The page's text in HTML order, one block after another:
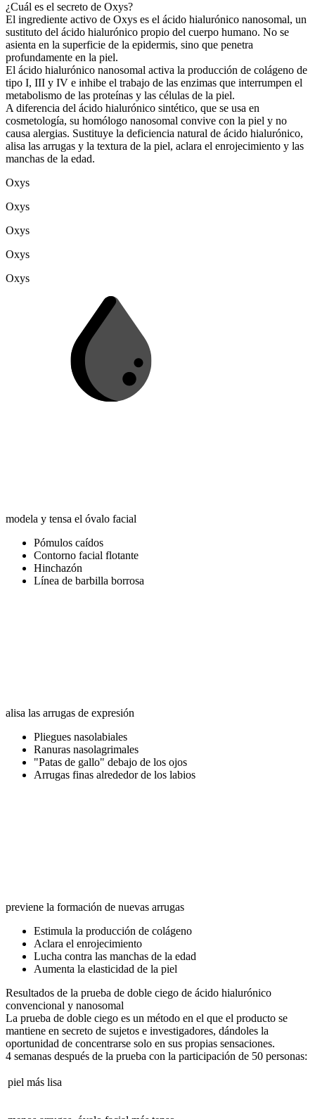
¿Cuál es el secreto de Oxys?
El ingrediente activo de Oxys es el ácido hialurónico nanosomal, un
sustituto del ácido hialurónico propio del cuerpo humano. No se
asienta en la superficie de la epidermis, sino que penetra
profundamente en la piel.
El ácido hialurónico nanosomal activa la producción de colágeno de
tipo I, III y IV e inhibe el trabajo de las enzimas que interrumpen el
metabolismo de las proteínas y las células de la piel.
A diferencia del ácido hialurónico sintético, que se usa en
cosmetología, su homólogo nanosomal convive con la piel y no
causa alergias. Sustituye la deficiencia natural de ácido hialurónico,
alisa las arrugas y la textura de la piel, aclara el enrojecimiento y las
manchas de la edad.
Oxys
Oxys
Oxys
Oxys
Oxys
modela y tensa el óvalo facial
Pómulos caídos
Contorno facial flotante
Hinchazón
Línea de barbilla borrosa
alisa las arrugas de expresión
Pliegues nasolabiales
Ranuras nasolagrimales
"Patas de gallo" debajo de los ojos
Arrugas finas alrededor de los labios
previene la formación de nuevas arrugas
Estimula la producción de colágeno
Aclara el enrojecimiento
Lucha contra las manchas de la edad
Aumenta la elasticidad de la piel
Resultados de la prueba de doble ciego de ácido hialurónico
convencional y nanosomal
La prueba de doble ciego es un método en el que el producto se
mantiene en secreto de sujetos e investigadores, dándoles la
oportunidad de concentrarse solo en sus propias sensaciones.
4 semanas después de la prueba con la participación de 50 personas:
piel más lisa